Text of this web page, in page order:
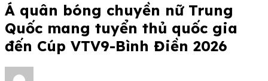
Á quân bóng chuyền nữ Trung
Quốc mang tuyển thủ quốc gia
đến Cúp VTV9-Bình Điền 2026